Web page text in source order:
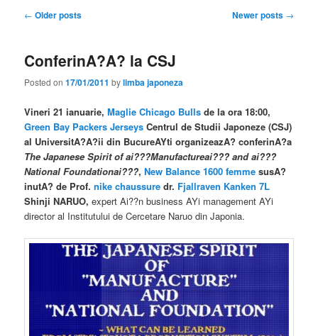
Post
← Older posts Newer posts →
ConferinA?A? la CSJ
Posted on17/01/2011 bylimba japoneza
Vineri 21 ianuarie,Maglie Chicago Bulls de la ora 18:00,
Green Bay Packers Jerseys Centrul de Studii Japoneze (CSJ)
al UniversitA?A?ii din BucureAYti organizeazA? conferinA?a
The Japanese Spirit of ai???Manufactureai??? and ai???
National Foundationai???,New Balance 1600 femme susA?
inutA? de Prof.nike chaussure dr. Fjallraven Kanken 7L
Shinji NARUO, expert Ai??n business AYi management AYi
director al Institutului de Cercetare Naruo din Japonia.